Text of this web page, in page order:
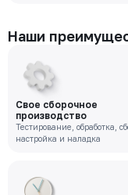
Наши
Свое сборочное
производство
Тестирование, обработка,
настройка и наладка